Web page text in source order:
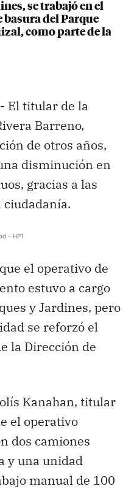
se trabajó en el
basura del Parque
como parte de la
El titular de la
Barreno,
de otros años,
disminución en
gracias a las
ciudadanía.
- HP1
el operativo de
estuvo a cargo
y Jardines, pero
se reforzó el
la Dirección de
Kanahan, titular
el operativo
dos camiones
y una unidad
manual de 100